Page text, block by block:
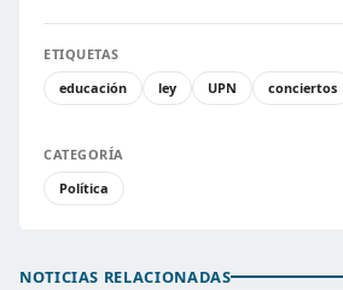
ETIQUETAS
educación
ley UPN conciertos
CATEGORÍA
Política
NOTICIAS RELACIONADAS